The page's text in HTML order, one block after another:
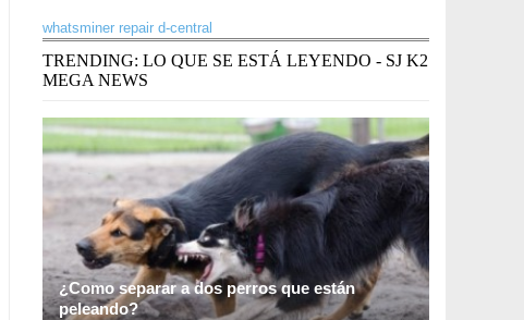
whatsminer repair d-central
TRENDING: LO QUE SE ESTÁ LEYENDO - SJ K2
MEGA NEWS
¿Como separar a dos perros que están
peleando?